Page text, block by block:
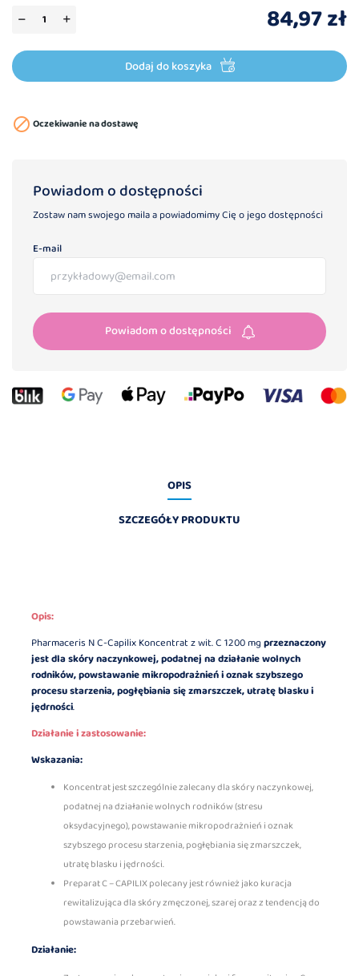
84,97 zł
Dodaj do koszyka
 Oczekiwanie na dostawę
Powiadom o dostępności
Zostaw nam swojego maila a powiadomimy Cię o jego dostępności
E-mail
Powiadom o dostępności
OPIS
SZCZEGÓŁY PRODUKTU
Opis:
Pharmaceris N C-Capilix Koncentrat z wit. C 1200 mgprzeznaczony
jest dla skóry naczynkowej, podatnej na działanie wolnych
rodników, powstawanie mikropodrażnień i oznak szybszego
procesu starzenia, pogłębiania się zmarszczek, utratę blasku i
jędrności.
Działanie i zastosowanie:
Wskazania:
Koncentrat jest szczególnie zalecany dla skóry naczynkowej,
podatnej na działanie wolnych rodników (stresu
oksydacyjnego), powstawanie mikropodrażnień i oznak
szybszego procesu starzenia, pogłębiania się zmarszczek,
utratę blasku i jędrności.
Preparat C – CAPILIX polecany jest również jako kuracja
rewitalizująca dla skóry zmęczonej, szarej oraz z tendencją do
powstawania przebarwień.
Działanie: